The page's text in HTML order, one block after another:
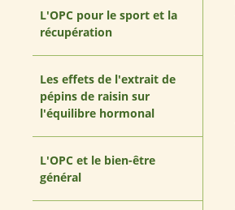
L'OPC pour le sport et la
récupération
Les effets de l'extrait de
pépins de raisin sur
l'équilibre hormonal
L'OPC et le bien-être
général